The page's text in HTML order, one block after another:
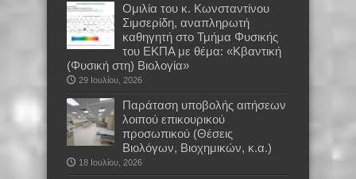
Oμιλία του κ. Κωνσταντίνου
Σιμσερίδη, αναπληρωτή
καθηγητή στο Τμήμα Φυσικής
του ΕΚΠΑ με θέμα: «Κβαντική
(Φυσική στη) Βιολογία»
29 Ιουλίου, 2026
Παράταση υποβολής αιτήσεων
λοιπού επικουρικού
προσωπικού (Θέσεις
Βιολόγων, Βιοχημικών, κ.α.)
18 Ιουλίου, 2026